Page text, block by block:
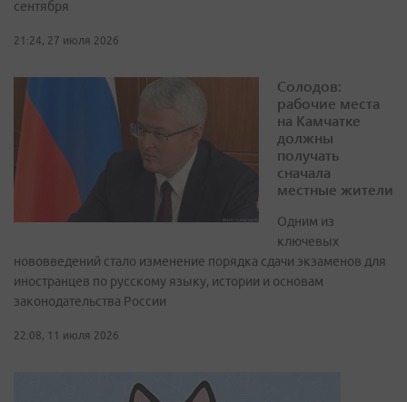
сентября
21:24, 27 июля 2026
Солодов:
рабочие места
на Камчатке
должны
получать
сначала
местные жители
Одним из
ключевых
нововведений стало изменение порядка сдачи экзаменов для
иностранцев по русскому языку, истории и основам
законодательства России
22:08, 11 июля 2026